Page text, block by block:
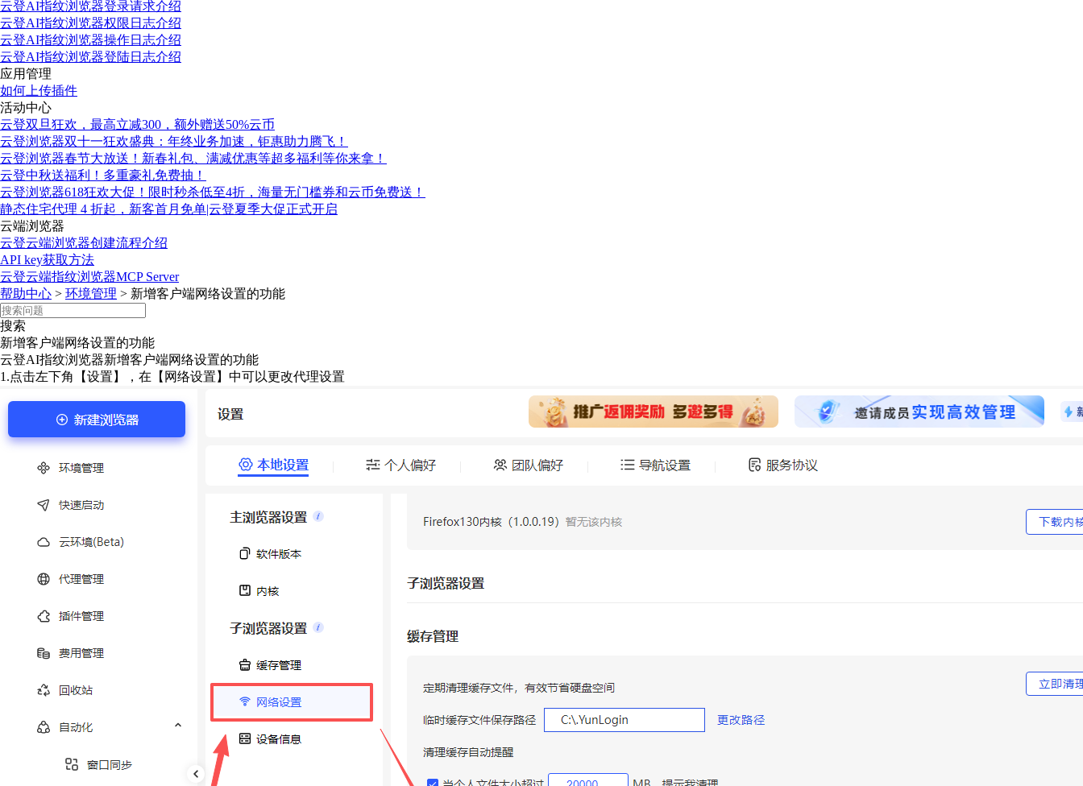
云登AI指纹浏览器登录请求介绍
云登AI指纹浏览器权限日志介绍
云登AI指纹浏览器操作日志介绍
云登AI指纹浏览器登陆日志介绍
应用管理
如何上传插件
活动中心
云登双旦狂欢，最高立减300，额外赠送50%云币
云登浏览器双十一狂欢盛典：年终业务加速，钜惠助力腾飞！
云登浏览器春节大放送！新春礼包、满减优惠等超多福利等你来拿！
云登中秋送福利！多重豪礼免费抽！
云登浏览器618狂欢大促！限时秒杀低至4折，海量无门槛券和云币免费送！
静态住宅代理 4 折起，新客首月免单|云登夏季大促正式开启
云端浏览器
云登云端浏览器创建流程介绍
API key获取方法
云登云端指纹浏览器MCP Server
帮助中心 > 环境管理 > 新增客户端网络设置的功能
搜索
新增客户端网络设置的功能
云登AI指纹浏览器新增客户端网络设置的功能
1.点击左下角【设置】，在【网络设置】中可以更改代理设置